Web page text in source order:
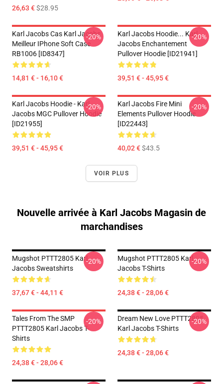
26,63 €$28.95
Karl Jacobs Cas Karl Jacobs
Meilleur IPhone Soft Case
RB1006 [ID8347]
14,81 € - 16,10 €
-20%
Karl Jacobs Hoodie... Karl
Jacobs Enchantement
Pullover Hoodie [ID21941]
39,51 € - 45,95 €
-20%
Karl Jacobs Hoodie - Karl
Jacobs MGC Pullover Hoodie
[ID21955]
39,51 € - 45,95 €
-20%
Karl Jacobs Fire Mini
Elements Pullover Hoodie
[ID22443]
40,02 €$43.5
-20%
VOIR PLUS
Nouvelle arrivée à Karl Jacobs Magasin de
marchandises
Mugshot PTTT2805 Karl
Jacobs Sweatshirts
37,67 € - 44,11 €
-20%
Mugshot PTTT2805 Karl
Jacobs T-Shirts
24,38 € - 28,06 €
-20%
Tales From The SMP
PTTT2805 Karl Jacobs T-
Shirts
24,38 € - 28,06 €
-20%
Dream New Love PTTT2805
Karl Jacobs T-Shirts
24,38 € - 28,06 €
-20%